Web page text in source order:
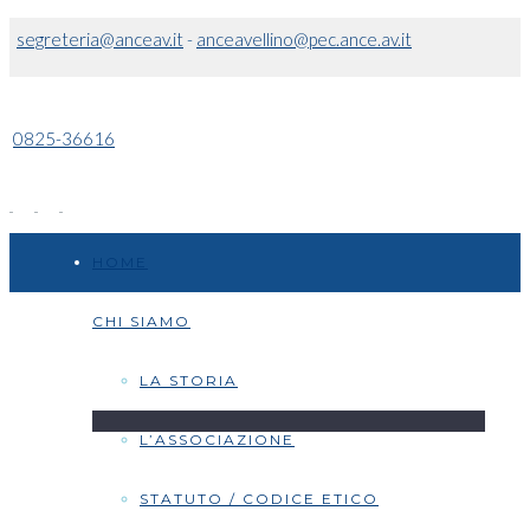
segreteria@anceav.it- anceavellino@pec.ance.av.it
0825-36616
CHI SIAMO
LA STORIA
L’ASSOCIAZIONE
STATUTO / CODICE ETICO